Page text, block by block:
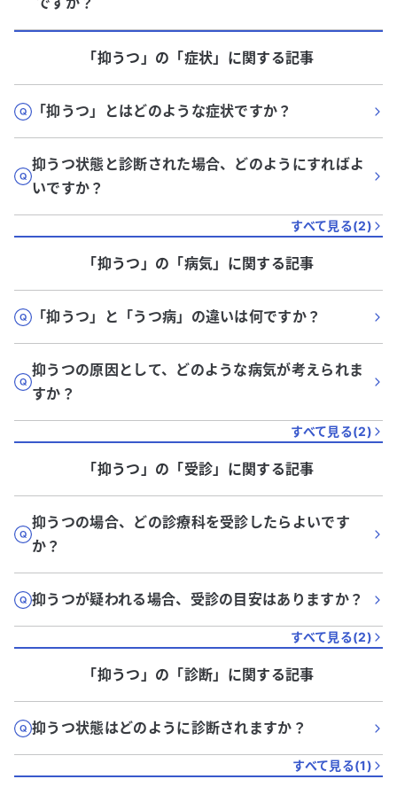
「抑うつ」 の「症状」に関する記事
「抑うつ」とはどのような症状ですか？
抑うつ状態と診断された場合、どのようにすればよ
いですか？
すべて見る(2)
「抑うつ」 の「病気」に関する記事
「抑うつ」と「うつ病」の違いは何ですか？
抑うつの原因として、どのような病気が考えられま
すか？
すべて見る(2)
「抑うつ」 の「受診」に関する記事
抑うつの場合、どの診療科を受診したらよいです
か？
抑うつが疑われる場合、受診の目安はありますか？
すべて見る(2)
「抑うつ」 の「診断」に関する記事
抑うつ状態はどのように診断されますか？
すべて見る(1)